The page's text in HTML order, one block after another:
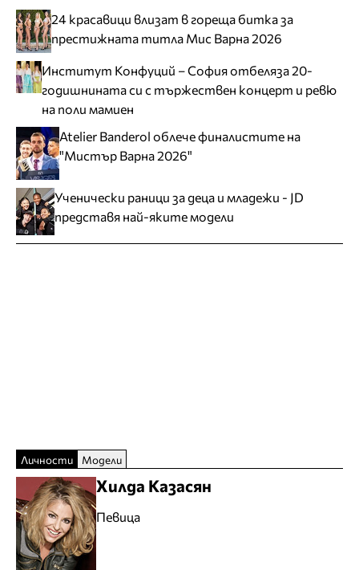
24 красавици влизат в гореща битка за
престижната титла Мис Варна 2026
Институт Конфуций – София отбеляза 20-
годишнината си с тържествен концерт и ревю
на поли мамиен
Atelier Banderol облече финалистите на
"Мистър Варна 2026"
Ученически раници за деца и младежи - JD
представя най-яките модели
Личности Модели
Хилда Казасян
Певица